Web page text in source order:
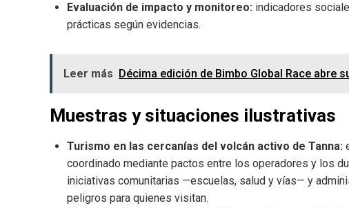
Evaluación de impacto y monitoreo: indicadores
prácticas según evidencias.
Leer más Décima edición de Bimbo Global Race abre
Muestras y situaciones ilustrativas
Turismo en las cercanías del volcán activo de Tanna:
coordinado mediante pactos entre los operadores y los
iniciativas comunitarias —escuelas, salud y vías— y
peligros para quienes visitan.